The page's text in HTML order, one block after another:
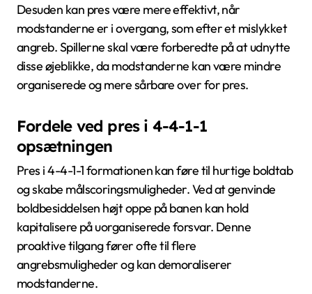
Desuden kan pres være mere effektivt, når
modstanderne er i overgang, som efter et mislykket
angreb. Spillerne skal være forberedte på at udnytte
disse øjeblikke, da modstanderne kan være mindre
organiserede og mere sårbare over for pres.
Fordele ved pres i 4-4-1-1
opsætningen
Pres i 4-4-1-1 formationen kan føre til hurtige boldtab
og skabe målscoringsmuligheder. Ved at genvinde
boldbesiddelsen højt oppe på banen kan hold
kapitalisere på uorganiserede forsvar. Denne
proaktive tilgang fører ofte til flere
angrebsmuligheder og kan demoraliserer
modstanderne.